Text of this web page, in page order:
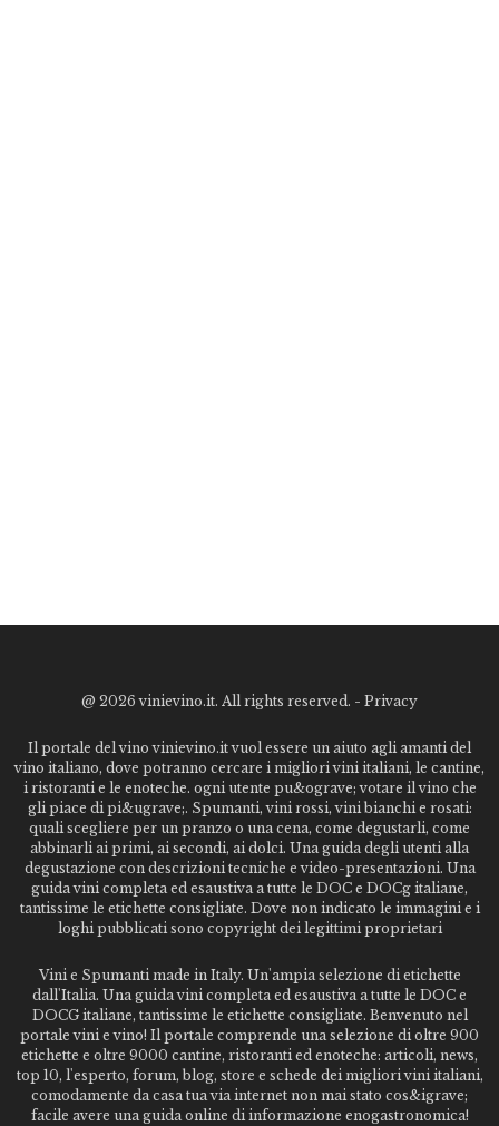
@ 2026 vinievino.it. All rights reserved. - Privacy
Il portale del vino vinievino.it vuol essere un aiuto agli amanti del
vino italiano, dove potranno cercare i migliori vini italiani, le cantine,
i ristoranti e le enoteche. ogni utente pu&ograve; votare il vino che
gli piace di pi&ugrave;. Spumanti, vini rossi, vini bianchi e rosati:
quali scegliere per un pranzo o una cena, come degustarli, come
abbinarli ai primi, ai secondi, ai dolci. Una guida degli utenti alla
degustazione con descrizioni tecniche e video-presentazioni. Una
guida vini completa ed esaustiva a tutte le DOC e DOCg italiane,
tantissime le etichette consigliate. Dove non indicato le immagini e i
loghi pubblicati sono copyright dei legittimi proprietari
Vini e Spumanti made in Italy. Un'ampia selezione di etichette
dall'Italia. Una guida vini completa ed esaustiva a tutte le DOC e
DOCG italiane, tantissime le etichette consigliate. Benvenuto nel
portale vini e vino! Il portale comprende una selezione di oltre 900
etichette e oltre 9000 cantine, ristoranti ed enoteche: articoli, news,
top 10, l'esperto, forum, blog, store e schede dei migliori vini italiani,
comodamente da casa tua via internet non mai stato cos&igrave;
facile avere una guida online di informazione enogastronomica!